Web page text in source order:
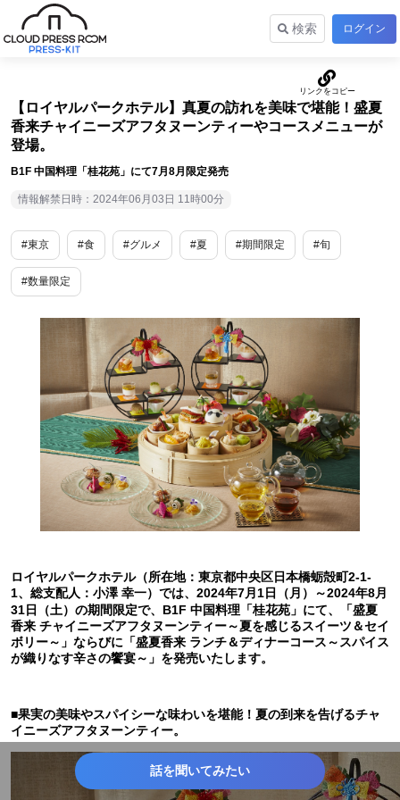
検索 ログイン
【ロイヤルパークホテル】真夏の訪れを美味で堪能！盛夏
香来チャイニーズアフタヌーンティーやコースメニューが
登場。
B1F 中国料理「桂花苑」にて7月8月限定発売
情報解禁日時：2024年06月03日 11時00分
#東京 #食 #グルメ #夏 #期間限定 #旬
#数量限定
ロイヤルパークホテル（所在地：東京都中央区日本橋蛎殻町2-1-
1、総支配人：小澤 幸一）では、2024年7月1日（月）～2024年8月
31日（土）の期間限定で、B1F 中国料理「桂花苑」にて、「盛夏
香来 チャイニーズアフタヌーンティー～夏を感じるスイーツ＆セイ
ボリー～」ならびに「盛夏香来 ランチ＆ディナーコース～スパイス
が織りなす辛さの饗宴～」を発売いたします。
■果実の美味やスパイシーな味わいを堪能！夏の到来を告げるチャ
イニーズアフタヌーンティー。
話を聞いてみたい